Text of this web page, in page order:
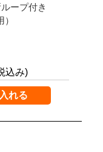
ープ付き
込み)